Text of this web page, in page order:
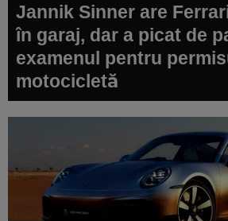
Jannik Sinner are
în garaj, dar a picat de
examenul pentru
motocicletă